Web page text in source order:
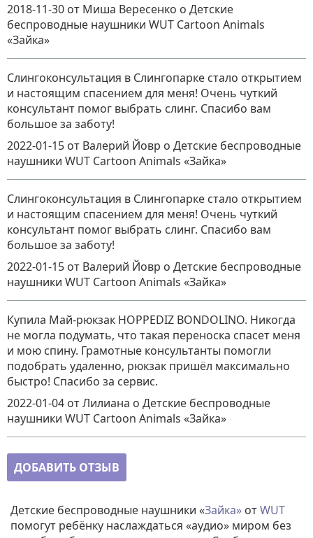
2018-11-30 от Миша Вересенко о Детские
беспроводные наушники WUT Cartoon Animals
«Зайка»
Слингоконсультация в Слингопарке стало открытием
и настоящим спасением для меня! Очень чуткий
консультант помог выбрать слинг. Спасибо вам
большое за заботу!
2022-01-15 от Валерий Йовр о Детские беспроводные
наушники WUT Cartoon Animals «Зайка»
Слингоконсультация в Слингопарке стало открытием
и настоящим спасением для меня! Очень чуткий
консультант помог выбрать слинг. Спасибо вам
большое за заботу!
2022-01-15 от Валерий Йовр о Детские беспроводные
наушники WUT Cartoon Animals «Зайка»
Купила Май-рюкзак HOPPEDIZ BONDOLINO. Никогда
не могла подумать, что такая переноска спасет меня
и мою спину. Грамотные консультанты помогли
подобрать удаленно, рюкзак пришёл максимально
быстро! Спасибо за сервис.
2022-01-04 от Лилиана о Детские беспроводные
наушники WUT Cartoon Animals «Зайка»
ДОБАВИТЬ ОТЗЫВ
Детские беспроводные наушники «Зайка» отWUT
помогут ребёнку наслаждаться «аудио» миром без